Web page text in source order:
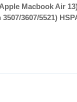
Macbook Air
3607/5521)